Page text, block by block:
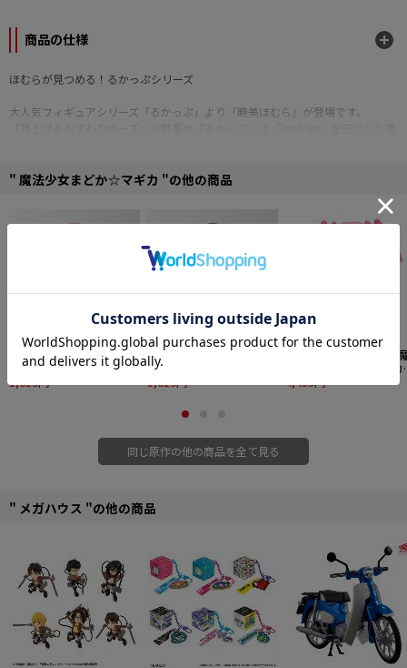
商品の仕様
ほむらが見つめる！るかっぷシリーズ
大人気フィギュアシリーズ「るかっぷ」より「暁美ほむら」が登場です。
首は可動で表情をつけて楽しむことができます。
■彩色済みフィギュア
©Magica Quartet/Aniplex,Madoka Project
" 魔法少女まどか☆マギカ "の他の商品
グッドスマイルアーツ上
海 魔法少女まどか☆マ
ギカ Huggy Good Smile
1,619円
グッドスマイルアーツ上
海 魔法少女まどか☆マ
ギカ Huggy Good Smile
1,619円
メガハウス るかっぷ
法少女まどか☆マギカ
鹿目まどか
4,455円
同じ原作の他の商品を全て見る
" メガハウス "の他の商品